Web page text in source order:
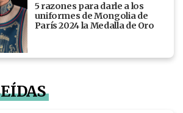
5 razones para darle a los
uniformes de Mongolia de
París 2024 la Medalla de Oro